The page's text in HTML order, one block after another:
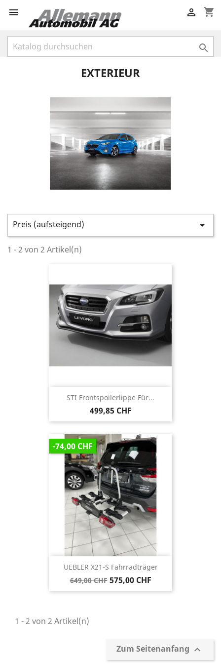
 shopping_cart


EXTERIEUR
Preis (aufsteigend) 
1 - 2 von 2 Artikel(n)
STI Frontspoilerlippe Für...
499,85 CHF
UEBLER X21-S Fahrradträger
649,00 CHF 575,00 CHF
-74,00 CHF
1 - 2 von 2 Artikel(n)
Zum Seitenanfang 